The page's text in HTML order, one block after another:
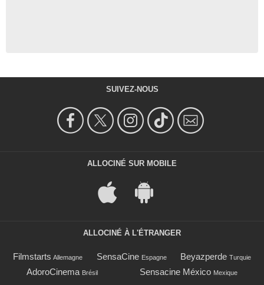
SUIVEZ-NOUS
ALLOCINÉ SUR MOBILE
ALLOCINÉ À L'ÉTRANGER
Filmstarts Allemagne SensaCine Espagne Beyazperde Turquie
AdoroCinema Brésil Sensacine México Mexique